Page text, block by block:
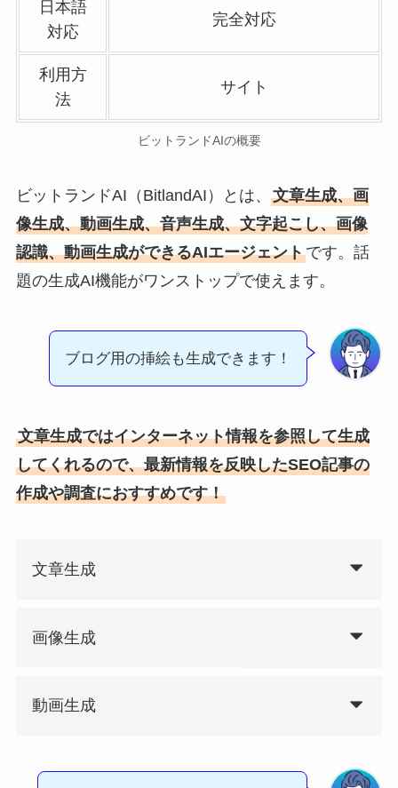
日本語
対応
完全対応
利用方
法
サイト
ビットランドAIの概要
ビットランドAI（BitlandAI）とは、 文章生成、画
像生成、動画生成、音声生成、文字起こし、画像
認識、動画生成ができるAIエージェントです。話
題の生成AI機能がワンストップで使えます。
ブログ用の挿絵も生成できます！
文章生成ではインターネット情報を参照して生成
してくれるので、最新情報を反映したSEO記事の
作成や調査におすすめです！
文章生成
画像生成
動画生成